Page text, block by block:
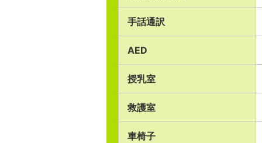
手話通訳
AED
授乳室
救護室
車椅子